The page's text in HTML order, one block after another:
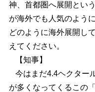
神、首都圏へ展開とい
が海外でも人気のよう
どのように海外展開し
えてください。
【知事】
今はまだ4.4ヘクター
が多くなってくるこの